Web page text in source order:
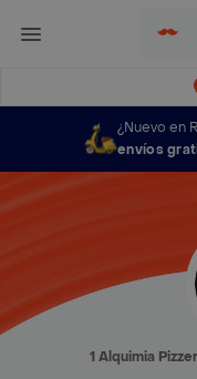
¿Nuevo en
envíos
1 Alquimia